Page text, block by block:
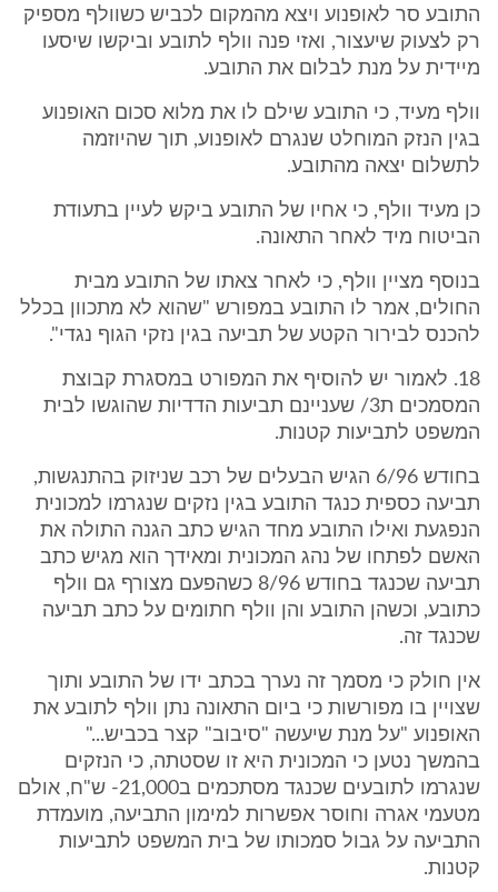
התובע סר לאופנוע ויצא מהמקום לכביש כשוולף מספיק
רק לצעוק שיעצור, ואזי פנה וולף לתובע וביקשו שיסעו
מיידית על מנת לבלום את התובע.
וולף מעיד, כי התובע שילם לו את מלוא סכום האופנוע
בגין הנזק המוחלט שנגרם לאופנוע, תוך שהיוזמה
לתשלום יצאה מהתובע.
כן מעיד וולף, כי אחיו של התובע ביקש לעיין בתעודת
הביטוח מיד לאחר התאונה.
בנוסף מציין וולף, כי לאחר צאתו של התובע מבית
החולים, אמר לו התובע במפורש "שהוא לא מתכוון בכלל
להכנס לבירור הקטע של תביעה בגין נזקי הגוף נגדי".
18. לאמור יש להוסיף את המפורט במסגרת קבוצת
המסמכים ת3/ שעניינם תביעות הדדיות שהוגשו לבית
המשפט לתביעות קטנות.
בחודש 6/96 הגיש הבעלים של רכב שניזוק בהתנגשות,
תביעה כספית כנגד התובע בגין נזקים שנגרמו למכונית
הנפגעת ואילו התובע מחד הגיש כתב הגנה התולה את
האשם לפתחו של נהג המכונית ומאידך הוא מגיש כתב
תביעה שכנגד בחודש 8/96 כשהפעם מצורף גם וולף
כתובע, וכשהן התובע והן וולף חתומים על כתב תביעה
שכנגד זה.
אין חולק כי מסמך זה נערך בכתב ידו של התובע ותוך
שצויין בו מפורשות כי ביום התאונה נתן וולף לתובע את
האופנוע "על מנת שיעשה "סיבוב" קצר בכביש..."
בהמשך נטען כי המכונית היא זו שסטתה, כי הנזקים
שנגרמו לתובעים שכנגד מסתכמים ב21,000- ש"ח, אולם
מטעמי אגרה וחוסר אפשרות למימון התביעה, מועמדת
התביעה על גבול סמכותו של בית המשפט לתביעות
קטנות.